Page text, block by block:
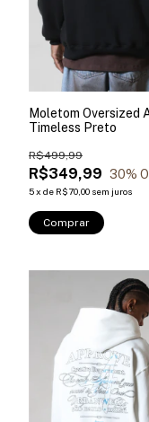
Moletom Oversized
Timeless Preto
R$349,99
R$499,99
30%
5x de R$70,00 sem juros
Comprar